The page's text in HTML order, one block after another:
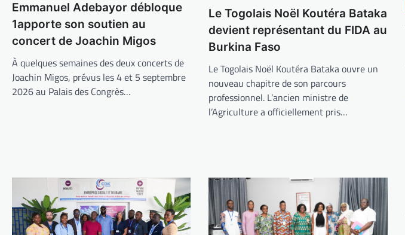
Emmanuel Adebayor débloque
1apporte son soutien au
concert de Joachin Migos
À quelques semaines des deux concerts de
Joachin Migos, prévus les 4 et 5 septembre
2026 au Palais des Congrès…
Le Togolais Noël Koutéra Bataka
devient représentant du FIDA au
Burkina Faso
Le Togolais Noël Koutéra Bataka ouvre un
nouveau chapitre de son parcours
professionnel. L’ancien ministre de
l’Agriculture a officiellement pris…